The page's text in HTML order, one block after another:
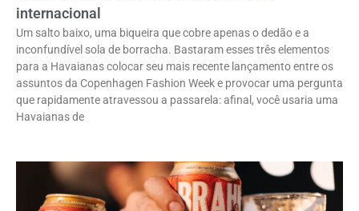
internacional
Um salto baixo, uma biqueira que cobre apenas o dedão e a
inconfundível sola de borracha. Bastaram esses três elementos
para a Havaianas colocar seu mais recente lançamento entre os
assuntos da Copenhagen Fashion Week e provocar uma pergunta
que rapidamente atravessou a passarela: afinal, você usaria uma
Havaianas de